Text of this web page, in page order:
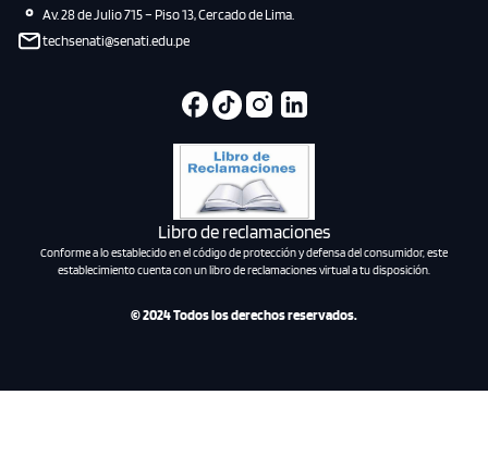
Av. 28 de Julio 715 – Piso 13, Cercado de Lima.
techsenati@senati.edu.pe
Libro de reclamaciones
Conforme a lo establecido en el código de protección y defensa del consumidor, este
establecimiento cuenta con un libro de reclamaciones virtual a tu disposición.
© 2024 Todos los derechos reservados.